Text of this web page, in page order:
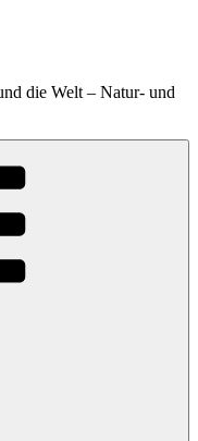
die Welt – Natur- und